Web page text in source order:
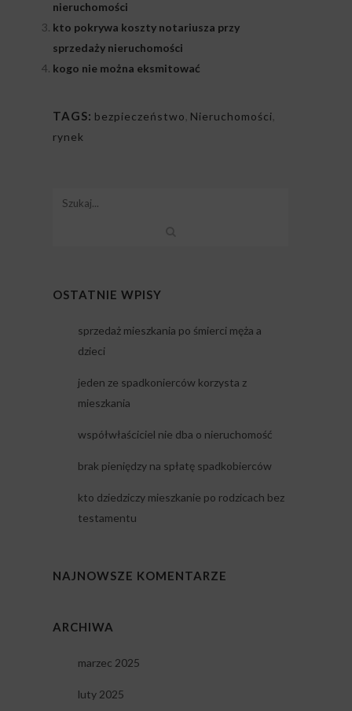
nieruchomości
kto pokrywa koszty notariusza przy
sprzedaży nieruchomości
kogo nie można eksmitować
TAGS: bezpieczeństwo Nieruchomości
rynek
OSTATNIE WPISY
sprzedaż mieszkania po śmierci męża a
dzieci
jeden ze spadkonierców korzysta z
mieszkania
współwłaściciel nie dba o nieruchomość
brak pieniędzy na spłatę spadkobierców
kto dziedziczy mieszkanie po rodzicach bez
testamentu
NAJNOWSZE KOMENTARZE
ARCHIWA
marzec 2025
luty 2025